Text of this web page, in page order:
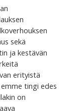
sekä
ja kestävän
erityistä
tingi edes
on